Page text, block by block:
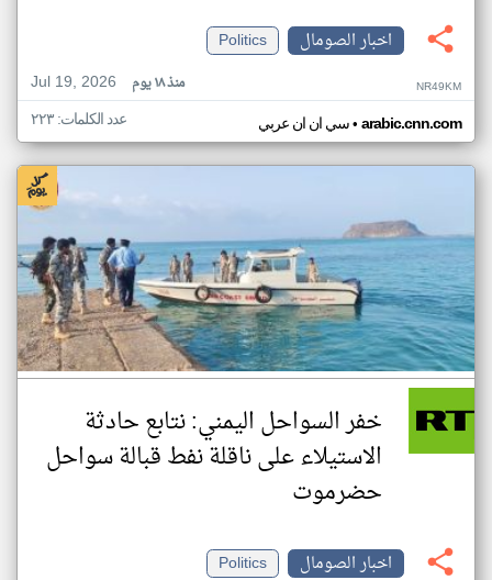
اخبار الصومال
Politics
Jul 19, 2026
منذ ١٨ يوم NR49KM
سي ان ان عربي• arabic.cnn.com عدد الكلمات: ٢٢٣
خفر السواحل اليمني: نتابع حادثة
الاستيلاء على ناقلة نفط قبالة سواحل
حضرموت
اخبار الصومال
Politics